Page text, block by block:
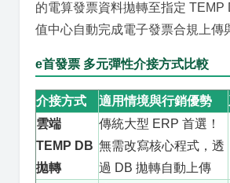
的電算發票資料拋轉至指定 TEMP
值中心自動完成電子發票合規上傳
e首發票 多元彈性介接方式比較
介接方式 適用情境與行銷優勢
雲端
TEMP DB
拋轉
傳統大型 ERP 首選！
無需改寫核心程式，透
過 DB 拋轉自動上傳